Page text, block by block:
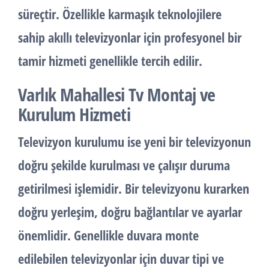
süreçtir. Özellikle karmaşık teknolojilere
sahip akıllı televizyonlar için profesyonel bir
tamir hizmeti genellikle tercih edilir.
Varlık Mahallesi Tv Montaj ve
Kurulum Hizmeti
Televizyon kurulumu ise yeni bir televizyonun
doğru şekilde kurulması ve çalışır duruma
getirilmesi işlemidir. Bir televizyonu kurarken
doğru yerleşim, doğru bağlantılar ve ayarlar
önemlidir. Genellikle duvara monte
edilebilen televizyonlar için duvar tipi ve